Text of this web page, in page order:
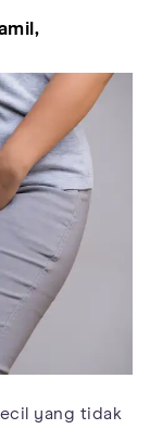
yang tidak